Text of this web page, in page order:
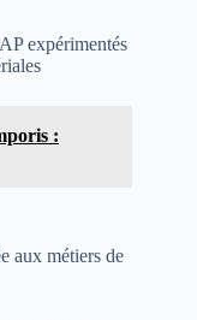
expérimentés
:
aux métiers de